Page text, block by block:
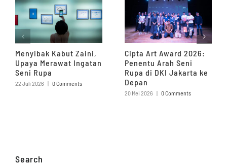
Menyibak Kabut Zaini,
Upaya Merawat Ingatan
Seni Rupa
22 Juli 2026 | 0 Comments
Cipta Art Award 2026:
Penentu Arah Seni
Rupa di DKI Jakarta ke
Depan
20 Mei 2026 | 0 Comments
Search